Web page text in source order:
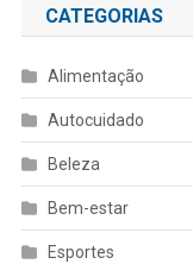
CATEGORIAS
Alimentação
Autocuidado
Beleza
Bem-estar
Esportes